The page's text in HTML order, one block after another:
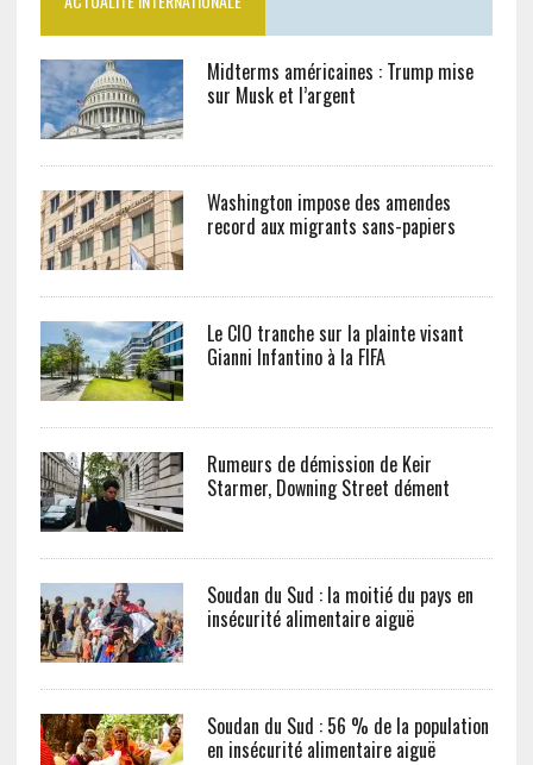
Midterms américaines : Trump mise
sur Musk et l’argent
Washington impose des amendes
record aux migrants sans-papiers
Le CIO tranche sur la plainte visant
Gianni Infantino à la FIFA
Rumeurs de démission de Keir
Starmer, Downing Street dément
Soudan du Sud : la moitié du pays en
insécurité alimentaire aiguë
Soudan du Sud : 56 % de la population
en insécurité alimentaire aiguë